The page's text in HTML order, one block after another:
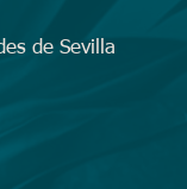
de Sevilla